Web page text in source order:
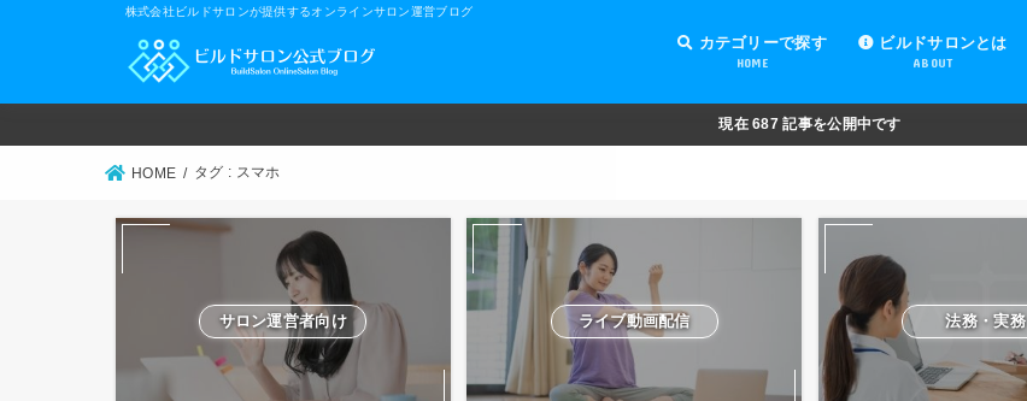
株式会社ビルドサロンが提供するオンラインサロン運営ブログ
カテゴリーで探す
HOME
オンラインサロンの運営
オンラインサロンの集客
オンラインサロンの紹介
オンラインサロンの活用
法務・実務
ライブ動画配信
動画制作・編集
セキュリティ対策
Facebook運営
会費設定
オンラインサロンの開設準備
道具・機材紹介と解説
NFT
ビルドサロンとは
ABOUT
現在687 記事を公開中です
HOME タグ : スマホ
サロン運営者向け ライブ動画配信 法務・実務